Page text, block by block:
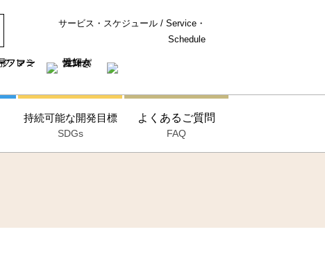
サービス・スケジュール / Service・
Schedule
持続可能な開発目標
SDGs
よくあるご質問
FAQ